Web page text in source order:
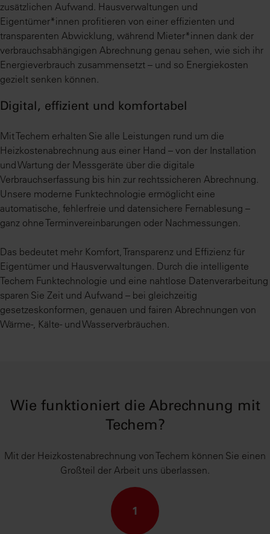
zusätzlichen Aufwand. Hausverwaltungen und
Eigentümer*innen profitieren von einer effizienten und
transparenten Abwicklung, während Mieter*innen dank der
verbrauchsabhängigen Abrechnung genau sehen, wie sich ihr
Energieverbrauch zusammensetzt – und so Energiekosten
gezielt senken können.
Digital, effizient und komfortabel
Mit Techem erhalten Sie alle Leistungen rund um die
Heizkostenabrechnung aus einer Hand – von der Installation
und Wartung der Messgeräte über die digitale
Verbrauchserfassung bis hin zur rechtssicheren Abrechnung.
Unsere moderne Funktechnologie ermöglicht eine
automatische, fehlerfreie und datensichere Fernablesung –
ganz ohne Terminvereinbarungen oder Nachmessungen.
Das bedeutet mehr Komfort, Transparenz und Effizienz für
Eigentümer und Hausverwaltungen. Durch die intelligente
Techem Funktechnologie und eine nahtlose Datenverarbeitung
sparen Sie Zeit und Aufwand – bei gleichzeitig
gesetzeskonformen, genauen und fairen Abrechnungen von
Wärme-, Kälte- und Wasserverbräuchen.
Wie funktioniert die Abrechnung mit
Techem?
Mit der Heizkostenabrechnung von Techem können Sie einen
Großteil der Arbeit uns überlassen.
1